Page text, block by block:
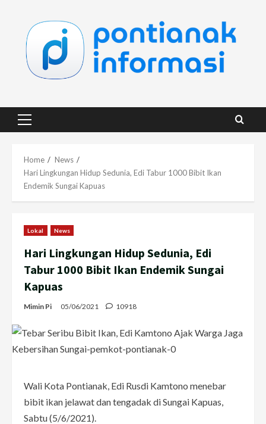
content
Primary
Home
News
Hari Lingkungan Hidup Sedunia, Edi Tabur 1000 Bibit Ikan
Endemik Sungai Kapuas
Lokal News
Hari Lingkungan Hidup Sedunia, Edi
Tabur 1000 Bibit Ikan Endemik Sungai
Kapuas
Mimin Pi 05/06/2021 10918
Wali Kota Pontianak, Edi Rusdi Kamtono menebar
bibit ikan jelawat dan tengadak di Sungai Kapuas,
Sabtu (5/6/2021).